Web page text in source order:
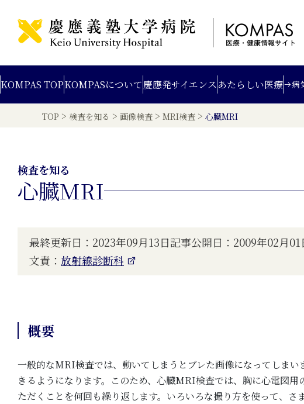
KOMPAS TOPKOMPASについて慶應発サイエンス あたらしい医療 病
TOP > 検査を知る > 画像検査 > MRI検査 > 心臓MRI
検査を知る
心臓MRI
最終更新日：2023年09月13日記事公開日：2009年02月01
文責： 放射線診断科
概要
一般的なMRI検査では、動いてしまうとブレた画像になってしま
きるようになります。このため、心臓MRI検査では、胸に心電図
ただくことを何回も繰り返します。いろいろな撮り方を使って、